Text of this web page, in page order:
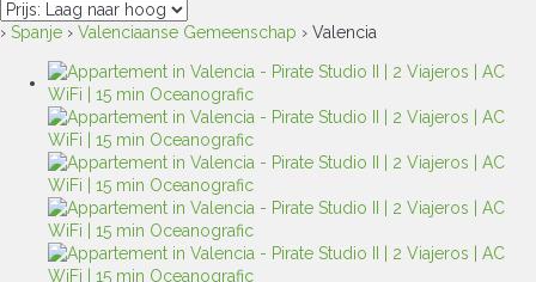
› Spanje › Valenciaanse Gemeenschap › Valencia